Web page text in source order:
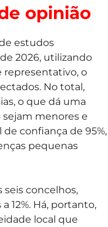
opinião
estudos
2026, utilizando
o
No total,
o que dá uma
menores e
confiança de 95%,
pequenas
seis concelhos,
12%. Há, portanto,
local que